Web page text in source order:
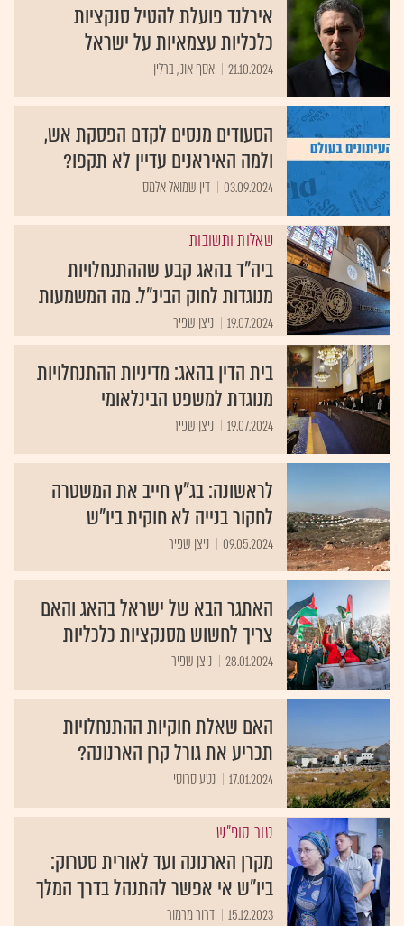
אירלנד פועלת להטיל סנקציות
כלכליות עצמאיות על ישראל
21.10.2024 אסף אוני, ברלין
הסעודים מנסים לקדם הפסקת אש,
ולמה האיראנים עדיין לא תקפו?
03.09.2024 דין שמואל אלמס
שאלות ותשובות
ביה"ד בהאג קבע שההתנחלויות
מנוגדות לחוק הבינ"ל. מה המשמעות
19.07.2024 ניצן שפיר
בית הדין בהאג: מדיניות ההתנחלויות
מנוגדת למשפט הבינלאומי
19.07.2024 ניצן שפיר
לראשונה: בג"ץ חייב את המשטרה
לחקור בנייה לא חוקית ביו"ש
09.05.2024 ניצן שפיר
האתגר הבא של ישראל בהאג והאם
צריך לחשוש מסנקציות כלכליות
28.01.2024 ניצן שפיר
האם שאלת חוקיות ההתנחלויות
תכריע את גורל קרן הארנונה?
17.01.2024 נטע סרוסי
טור סופ"ש
מקרן הארנונה ועד לאורית סטרוק:
ביו"ש אי אפשר להתנהל בדרך המלך
15.12.2023 דרור מרמור